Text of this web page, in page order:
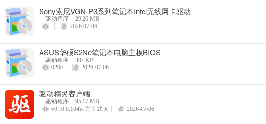
Sony索尼VGN-P3系列笔记本Intel无线网卡驱动
驱动程序
29.26 MB
2026-07-06
ASUS华硕S2Ne笔记本电脑主板BIOS
驱动程序
307 KB
0200
2026-07-06
驱动精灵客户端
驱动程序
95.17 MB
v9.70.0.104官方正式版
2026-07-06